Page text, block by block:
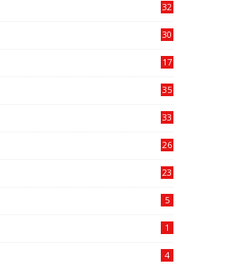
32
30
17
35
33
26
23
5
1
4